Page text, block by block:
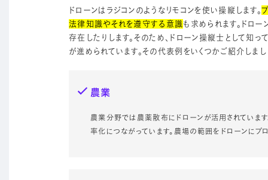
ドローンはラジコンのようなリモコンを使い操縦します。
法律知識やそれを遵守する意識も求められます。ドロ
存在したりします。そのため、ドローン操縦士として知
が進められています。その代表例をいくつかご紹介しまし
農業
農業分野では農薬散布にドローンが活用されていま
率化につながっています。農場の範囲をドローンにプ